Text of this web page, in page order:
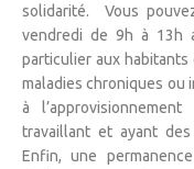
solidarité. Vous
vendredi de 9h à 13h
particulier aux
maladies chroniques ou
à
travaillant et ayant
Enfin, une